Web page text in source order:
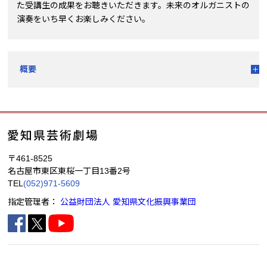
た受講生の成果をお聴きいただきます。未来のオルガニストの
演奏をいち早くお楽しみください。
概要
〒461-8525
名古屋市東区東桜一丁目13番2号
TEL (052)971-5609
指定管理者： 公益財団法人 愛知県文化振興事業団